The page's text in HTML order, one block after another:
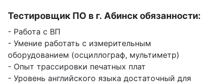
Тестировщик ПО в г. Абинск обязанности:
- Работа с ВП
- Умение работать с измерительным
оборудованием (осциллограф, мультиметр)
- Опыт трассировки печатных плат
- Уровень английского языка достаточный для